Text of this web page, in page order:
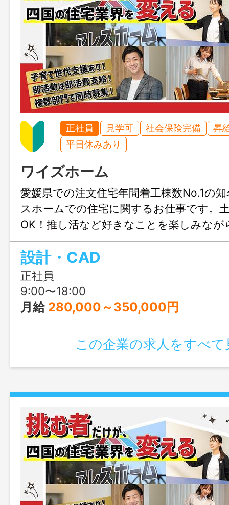
正社員 見学可 社会保険完備
昇
平日休みあり
ワイズホーム
愛媛県での注文住宅年間着工棟数No.1の
スホームでの住宅に関するお仕事です。
OK！推し活など好きなことを楽しみな
きます♪結婚や出産のタイミングでも安心
も充実！人生設計が変わっても安定して
リアチェンジしてみませんか？職場見学
ます！
設計・CAD
正社員
9:00〜18:00
月給 280,000～350,000円
この企業の求人をすべて